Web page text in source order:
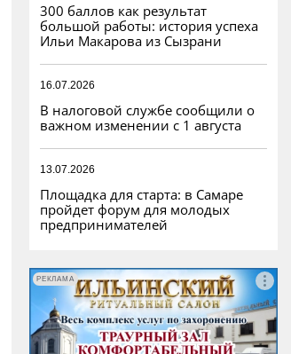
300 баллов как результат
большой работы: история успеха
Ильи Макарова из Сызрани
16.07.2026
В налоговой службе сообщили о
важном изменении с 1 августа
13.07.2026
Площадка для старта: в Самаре
пройдет форум для молодых
предпринимателей
РЕКЛАМА